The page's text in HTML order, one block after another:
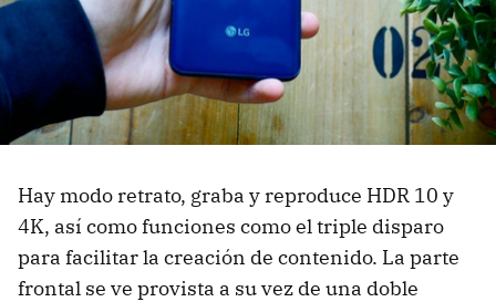
Hay modo retrato, graba y reproduce HDR 10 y
4K, así como funciones como el triple disparo
para facilitar la creación de contenido. La parte
frontal se ve provista a su vez de una doble